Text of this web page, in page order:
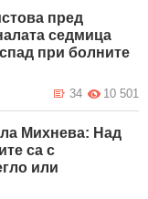
пред
седмица
при болните
10 501
34
Михнева: Над
са с
или